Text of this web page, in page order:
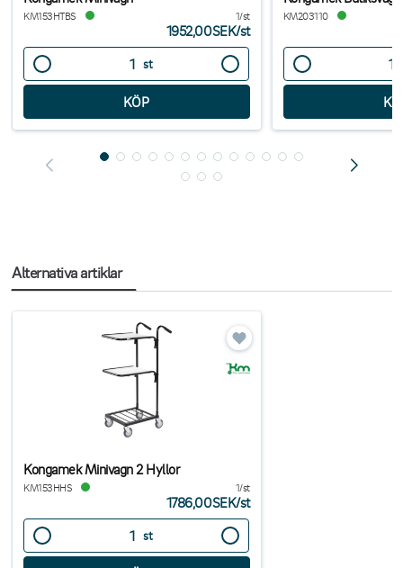
KM153HTBS 1/st
1952,00SEK/st
st
KM203110
Alternativa artiklar
Kongamek Minivagn 2 Hyllor
KM153HHS 1/st
1786,00SEK/st
st